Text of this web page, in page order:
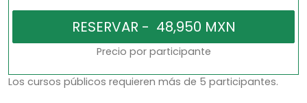
Precio por participante
Los cursos públicos requieren más de 5 participantes.